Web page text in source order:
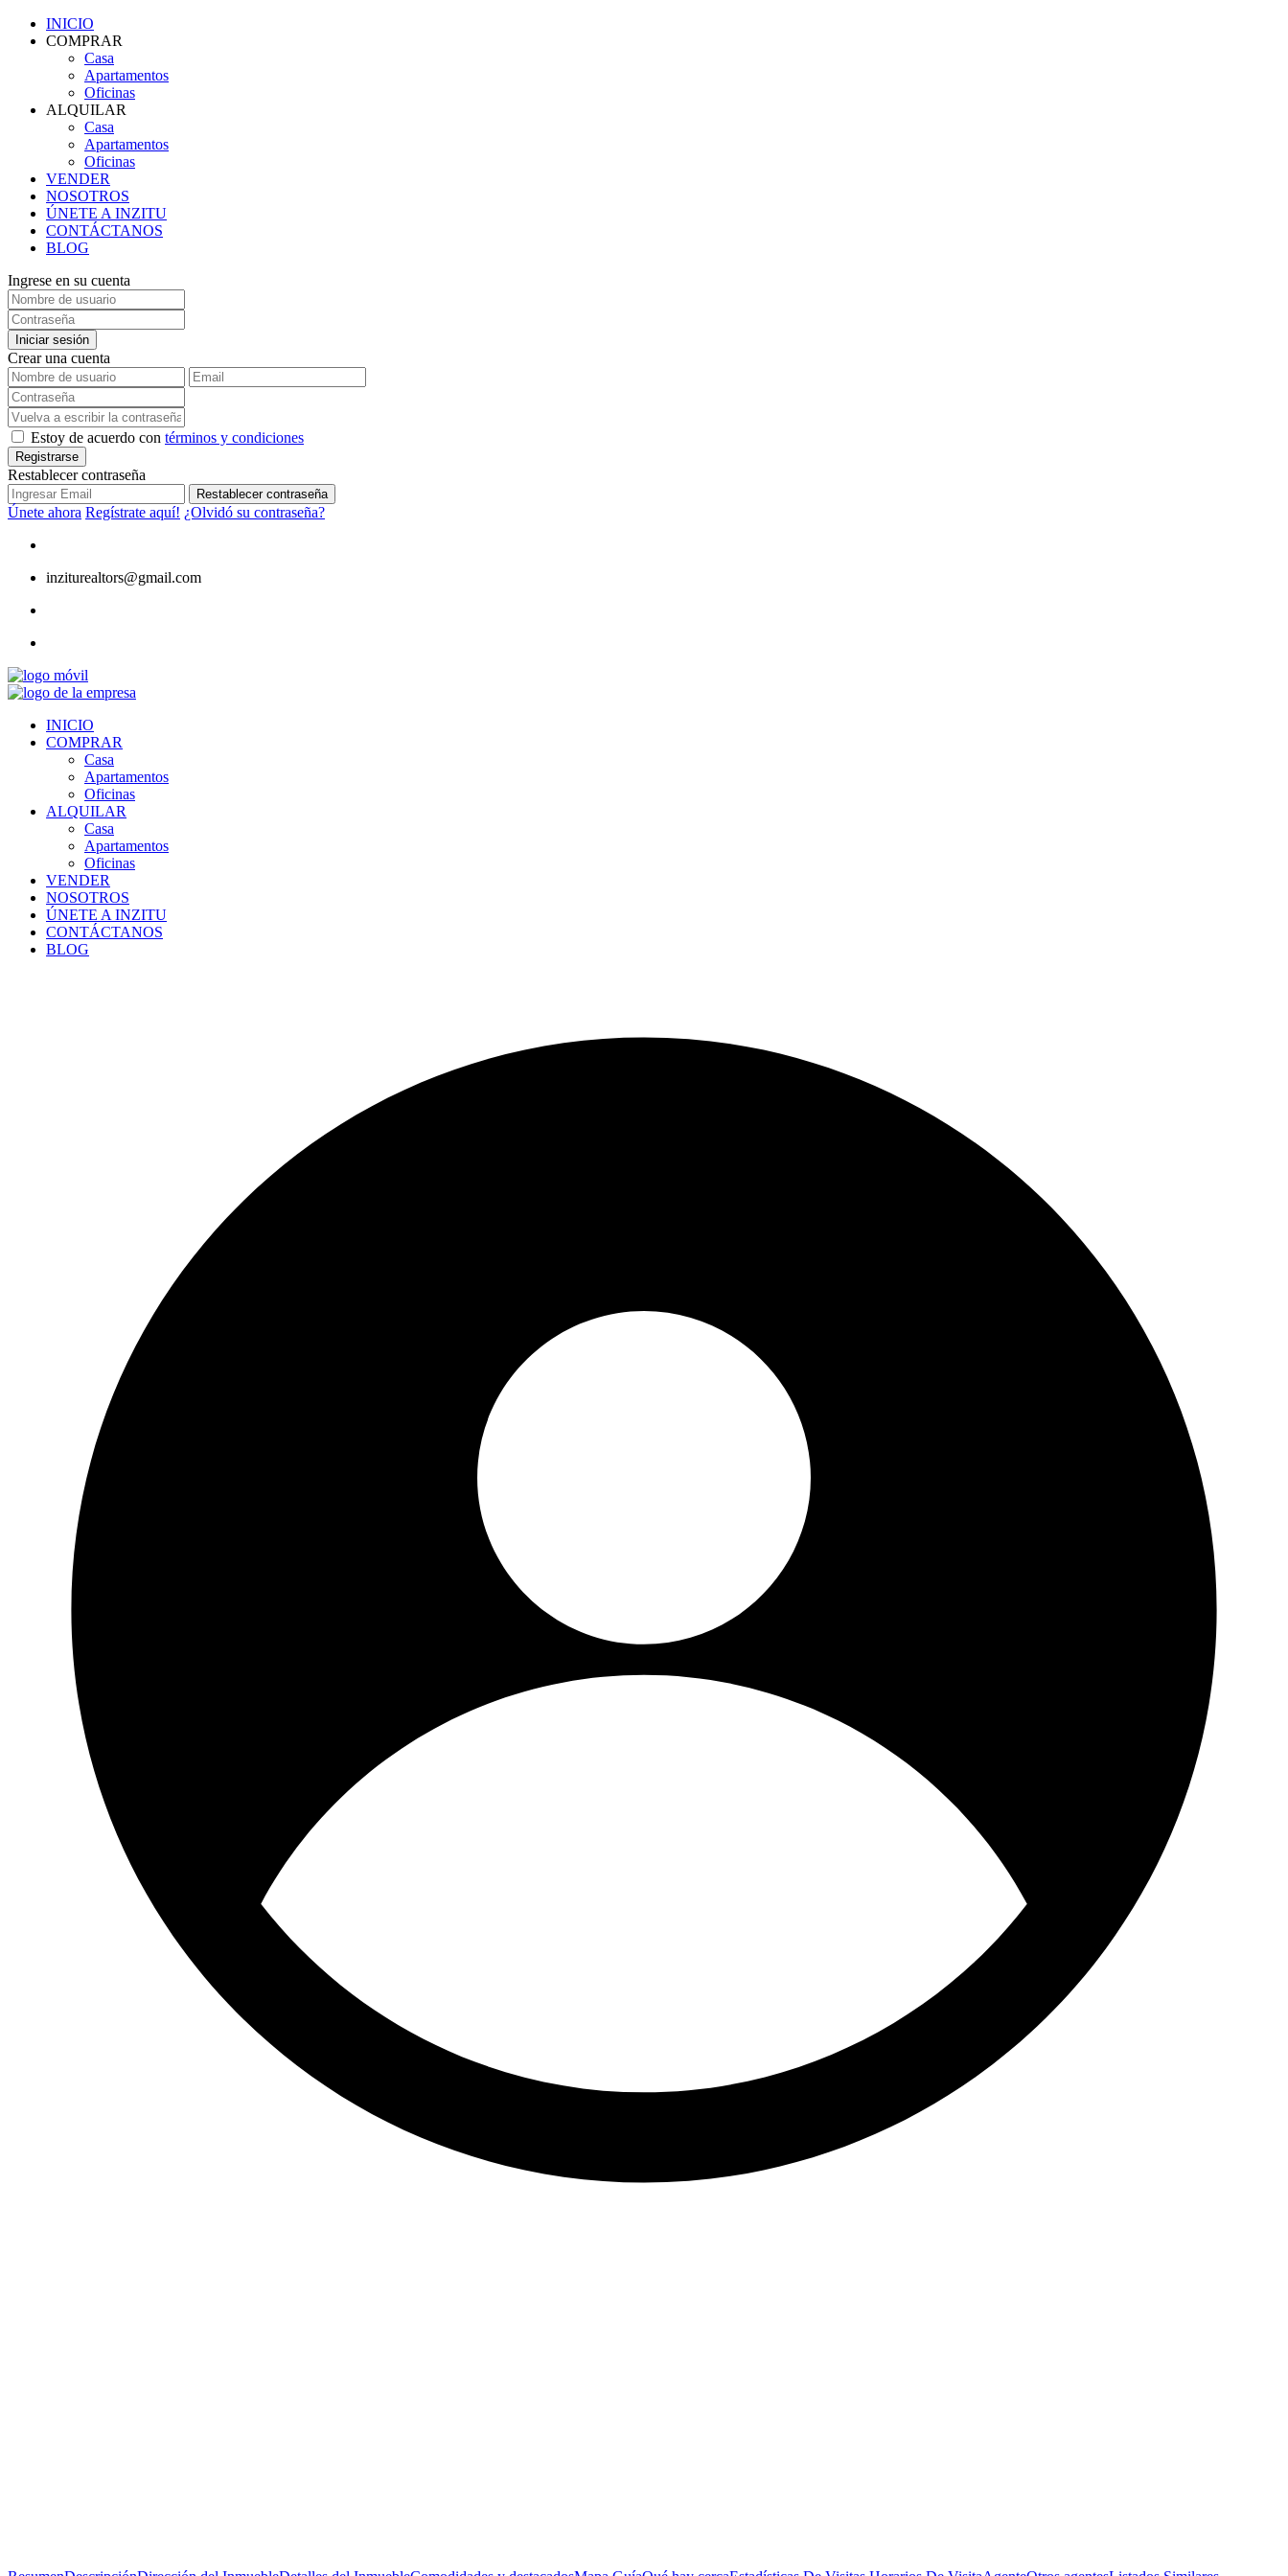
INICIO
COMPRAR
Casa
Apartamentos
Oficinas
ALQUILAR
Casa
Apartamentos
Oficinas
VENDER
NOSOTROS
ÚNETE A INZITU
CONTÁCTANOS
BLOG
Ingrese en su cuenta
Iniciar sesión
Crear una cuenta
Estoy de acuerdo con términos y condiciones
Registrarse
Restablecer contraseña
Restablecer contraseña
Únete ahora Regístrate aquí! ¿Olvidó su contraseña?
inziturealtors@gmail.com
INICIO
COMPRAR
Casa
Apartamentos
Oficinas
ALQUILAR
Casa
Apartamentos
Oficinas
VENDER
NOSOTROS
ÚNETE A INZITU
CONTÁCTANOS
BLOG